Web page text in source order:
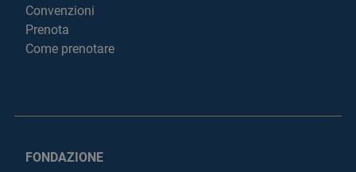
Convenzioni
Prenota
Come prenotare
FONDAZIONE